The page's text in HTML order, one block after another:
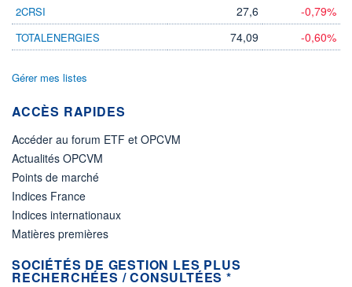
2CRSI 27,6 -0,79%
TOTALENERGIES 74,09 -0,60%
Gérer mes listes
ACCÈS RAPIDES
Accéder au forum ETF et OPCVM
Actualités OPCVM
Points de marché
Indices France
Indices internationaux
Matières premières
SOCIÉTÉS DE GESTION LES PLUS
RECHERCHÉES / CONSULTÉES *